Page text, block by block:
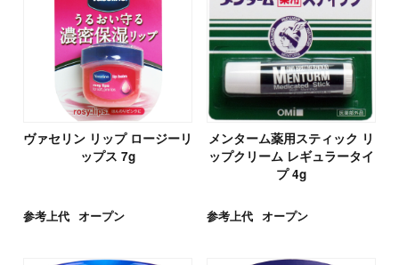
ヴァセリン リップ ロージーリ
ップス 7g
参考上代 オープン
メンターム薬用スティック リ
ップクリーム レギュラータイ
プ 4g
参考上代 オープン